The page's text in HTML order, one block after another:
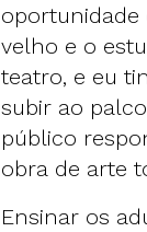
oportunidade
velho e o
teatro, e eu
subir ao
público
obra de arte
Ensinar os